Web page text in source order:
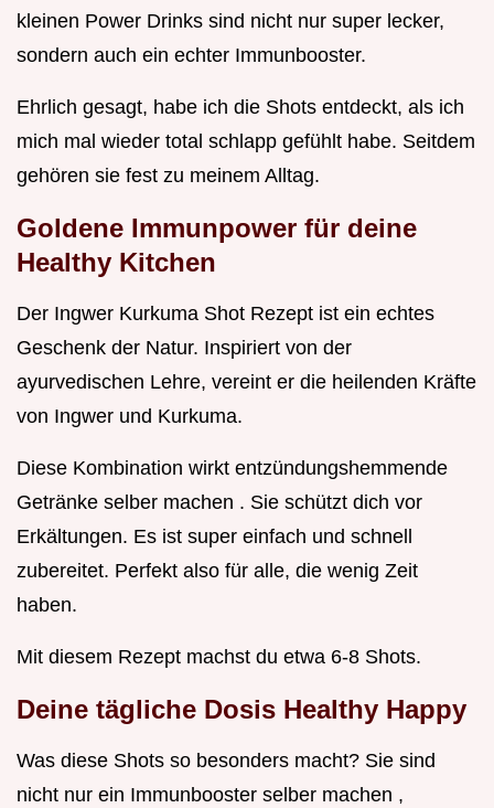
kleinen Power Drinks sind nicht nur super lecker,
sondern auch ein echter Immunbooster.
Ehrlich gesagt, habe ich die Shots entdeckt, als ich
mich mal wieder total schlapp gefühlt habe. Seitdem
gehören sie fest zu meinem Alltag.
Goldene Immunpower für deine
Healthy Kitchen
Der Ingwer Kurkuma Shot Rezept ist ein echtes
Geschenk der Natur. Inspiriert von der
ayurvedischen Lehre, vereint er die heilenden Kräfte
von Ingwer und Kurkuma.
Diese Kombination wirkt entzündungshemmende
Getränke selber machen . Sie schützt dich vor
Erkältungen. Es ist super einfach und schnell
zubereitet. Perfekt also für alle, die wenig Zeit
haben.
Mit diesem Rezept machst du etwa 6-8 Shots.
Deine tägliche Dosis Healthy Happy
Was diese Shots so besonders macht? Sie sind
nicht nur ein Immunbooster selber machen ,